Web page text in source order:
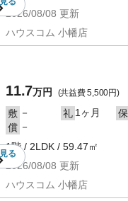
2026/08/08 更新
ハウスコム 小幡店
見る
11.7万円 (共益費 5,500円)
敷 － 礼 1ヶ月 保
償 －
1階 / 2LDK / 59.47㎡
2026/08/08 更新
ハウスコム 小幡店